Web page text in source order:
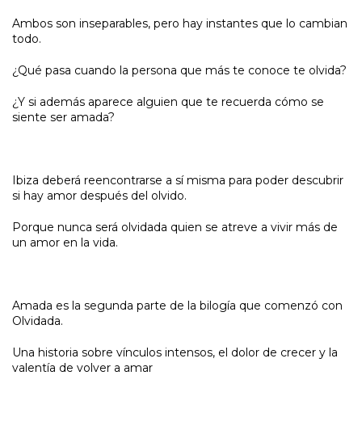
Ambos son inseparables, pero hay instantes que lo cambian
todo.
¿Qué pasa cuando la persona que más te conoce te olvida?
¿Y si además aparece alguien que te recuerda cómo se
siente ser amada?
Ibiza deberá reencontrarse a sí misma para poder descubrir
si hay amor después del olvido.
Porque nunca será olvidada quien se atreve a vivir más de
un amor en la vida.
Amada es la segunda parte de la bilogía que comenzó con
Olvidada.
Una historia sobre vínculos intensos, el dolor de crecer y la
valentía de volver a amar